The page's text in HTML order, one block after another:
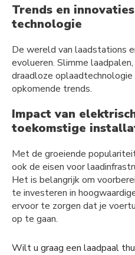
Trends en
technologie
De wereld van laadstations
evolueren. Slimme
draadloze oplaadtechnologie
opkomende trends.
Impact van
toekomstige
Met de groeiende
ook de eisen voor
Het is belangrijk om
te investeren in
ervoor te zorgen dat je
op te gaan.
Wilt u graag een laadpaal